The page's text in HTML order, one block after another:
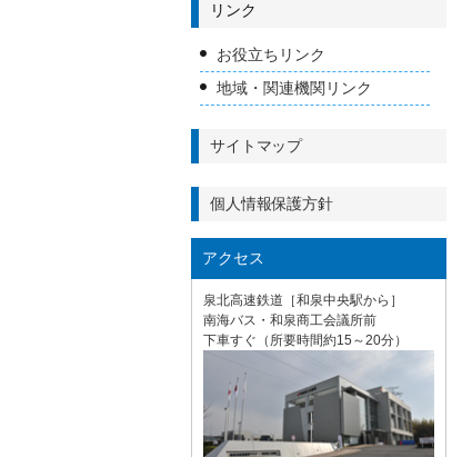
リンク
お役立ちリンク
地域・関連機関リンク
サイトマップ
個人情報保護方針
アクセス
泉北高速鉄道［和泉中央駅から］
南海バス・和泉商工会議所前
下車すぐ（所要時間約15～20分）